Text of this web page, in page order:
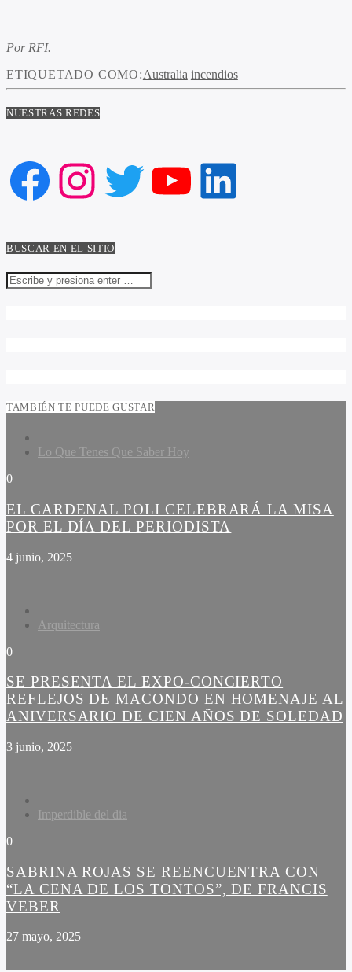
Por RFI.
ETIQUETADO COMO:Australia incendios
NUESTRAS REDES
Facebook
Instagram
Twitter
YouTube
LinkedIn
BUSCAR EN EL SITIO
TAMBIÉN TE PUEDE GUSTAR
Lo Que Tenes Que Saber Hoy
0
EL CARDENAL POLI CELEBRARÁ LA MISA
POR EL DÍA DEL PERIODISTA
4 junio, 2025
Arquitectura
0
SE PRESENTA EL EXPO-CONCIERTO
REFLEJOS DE MACONDO EN HOMENAJE AL
ANIVERSARIO DE CIEN AÑOS DE SOLEDAD
3 junio, 2025
Imperdible del dia
0
SABRINA ROJAS SE REENCUENTRA CON
“LA CENA DE LOS TONTOS”, DE FRANCIS
VEBER
27 mayo, 2025